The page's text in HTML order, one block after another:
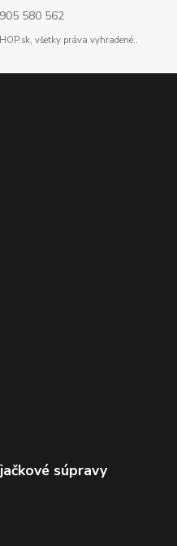
580 562
všetky práva vyhradené..
súpravy